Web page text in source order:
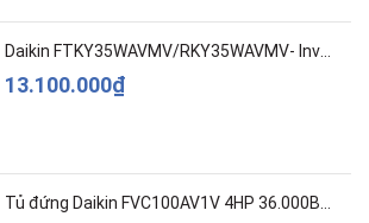
13.100.000₫